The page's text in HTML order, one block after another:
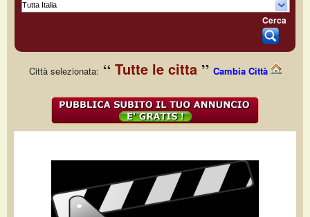
Cerca
Città selezionata: Tutte le citta Cambia Città